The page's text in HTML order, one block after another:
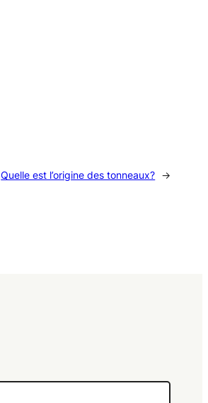
Quelle est l’origine des tonneaux? →